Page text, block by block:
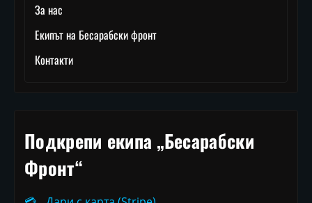
За нас
Екипът на Бесарабски фронт
Контакти
Подкрепи екипа „Бесарабски
Фронт“